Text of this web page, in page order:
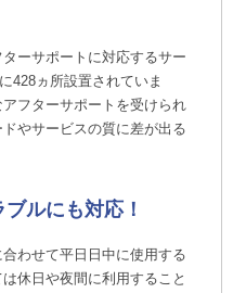
ーサポートに対応するサー
428ヵ所設置されていま
フターサポートを受けられ
やサービスの質に差が出る
ルにも対応！
わせて平日日中に使用する
休日や夜間に利用すること